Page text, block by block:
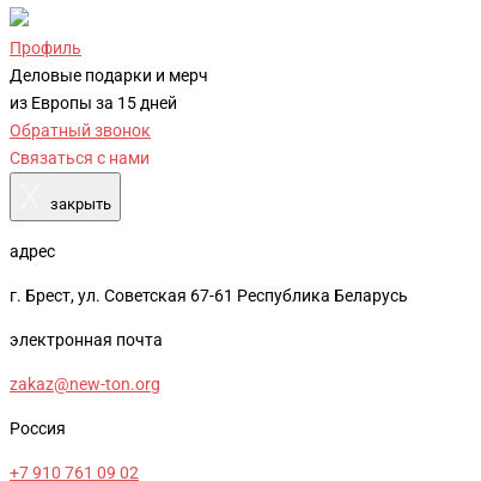
Профиль
Деловые подарки и мерч
из Европы за 15 дней
Обратный звонок
Связаться с нами
закрыть
адрес
г. Брест, ул. Советская 67-61 Республика Беларусь
электронная почта
zakaz@new-ton.org
Россия
+7 910 761 09 02